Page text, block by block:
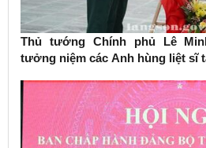
Thủ tướng Chính phủ Lê
tưởng niệm các Anh hùng liệt sĩ